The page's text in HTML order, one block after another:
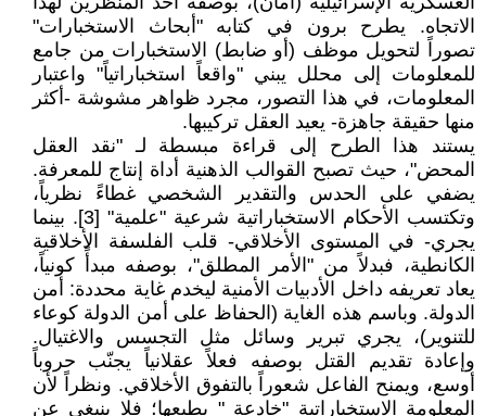
الاتجاه. يطرح برون في كتابه "أبحاث الاستخبارات"
تصوراً لتحويل موظف (أو ضابط) الاستخبارات من جامع
للمعلومات إلى محلل يبني "واقعاً استخباراتياً" واعتبار
المعلومات، في هذا التصور، مجرد ظواهر مشوشة -أكثر
منها حقيقة جاهزة- يعيد العقل تركيبها.
يستند هذا الطرح إلى قراءة مبسطة لـ "نقد العقل
المحض"، حيث تصبح القوالب الذهنية أداة إنتاج للمعرفة.
يضفي على الحدس والتقدير الشخصي غطاءً نظرياً،
وتكتسب الأحكام الاستخباراتية شرعية "علمية" [3]. بينما
يجري- في المستوى الأخلاقي- قلب الفلسفة الأخلاقية
الكانطية، فبدلاً من "الأمر المطلق"، بوصفه مبدأً كونياً،
يعاد تعريفه داخل الأدبيات الأمنية ليخدم غاية محددة: أمن
الدولة. وباسم هذه الغاية (الحفاظ على أمن الدولة كوعاء
للتنوير)، يجري تبرير وسائل مثل التجسس والاغتيال.
وإعادة تقديم القتل بوصفه فعلاً عقلانياً يجنّب حروباً
أوسع، ويمنح الفاعل شعوراً بالتفوق الأخلاقي. ونظراً لأن
المعلومة الاستخباراتية "خادعة " بطبعها؛ فلا ينبغي عن